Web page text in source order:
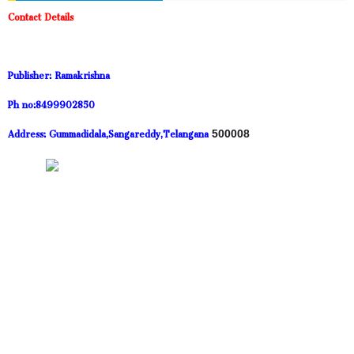
Contact Details
Publisher: Ramakrishna
Ph no:8499902850
Address: Gummadidala,Sangareddy,Telangana 500008